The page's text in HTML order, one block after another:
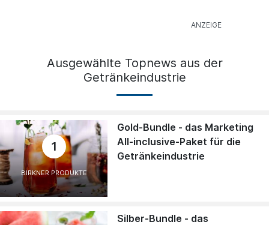
Ausgewählte Topnews aus der
Getränkeindustrie
1
BIRKNER PRODUKTE
Gold-Bundle - das Marketing
All-inclusive-Paket für die
Getränkeindustrie
Silber-Bundle - das